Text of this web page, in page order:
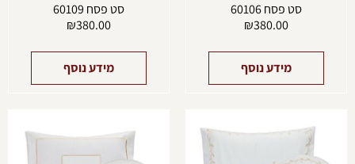
סט פסח 60106
₪380.00
מידע נוסף
סט פסח 60109
₪380.00
מידע נוסף